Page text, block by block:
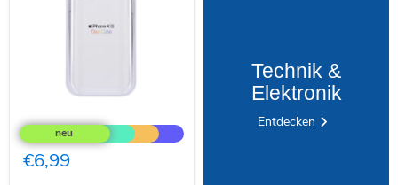
Clear
Case
für
iPhone
€6,99
Technik &
Elektronik
Entdecken